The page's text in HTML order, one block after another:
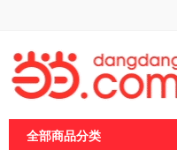
全部商品分类